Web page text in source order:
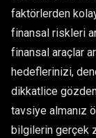
faktörlerden
finansal riskleri
finansal araçlar
hedeflerinizi,
dikkatlice
tavsiye almanız
bilgilerin gerçek